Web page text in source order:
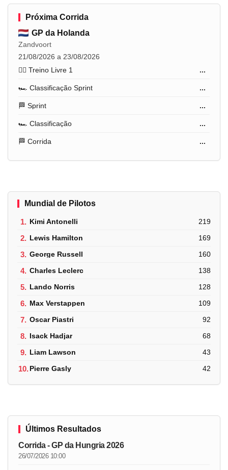
Próxima Corrida
GP da Holanda
Zandvoort
21/08/2026 a 23/08/2026
🏋️‍♂️ Treino Livre 1
...
🏎️ Classificação Sprint ...
🏁 Sprint ...
🏎️ Classificação ...
🏁 Corrida ...
Mundial de Pilotos
1. Kimi Antonelli 219
2. Lewis Hamilton 169
3. George Russell 160
4. Charles Leclerc 138
5. Lando Norris 128
6. Max Verstappen 109
7. Oscar Piastri 92
8. Isack Hadjar 68
9. Liam Lawson 43
10.Pierre Gasly 42
Últimos Resultados
Corrida - GP da Hungria 2026
26/07/2026 10:00